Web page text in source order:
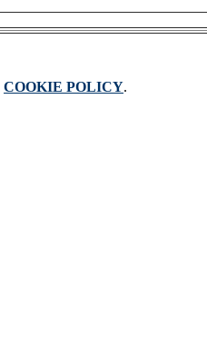
COOKIE POLICY.